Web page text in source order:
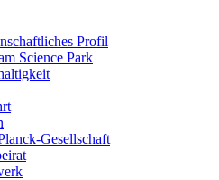
Profil
Science Park
Gesellschaft